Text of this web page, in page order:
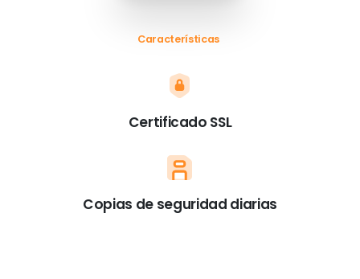
Características
Certificado SSL
Copias de seguridad diarias